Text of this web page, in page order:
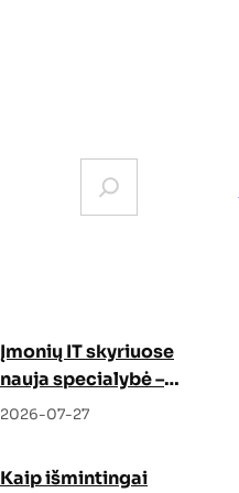
Įmonių IT skyriuose
nauja specialybė –
kibernetinio saugumo
2026-07-27
Kaip išmintingai